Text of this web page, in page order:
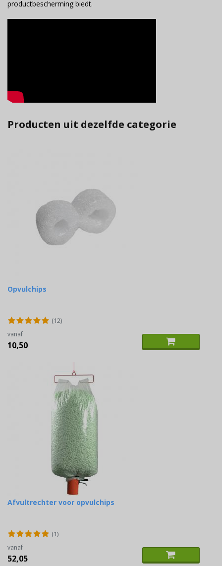
productbescherming biedt.
Producten uit dezelfde categorie
Opvulchips
(12)
vanaf
10,50
Afvultrechter voor opvulchips
(1)
vanaf
52,05